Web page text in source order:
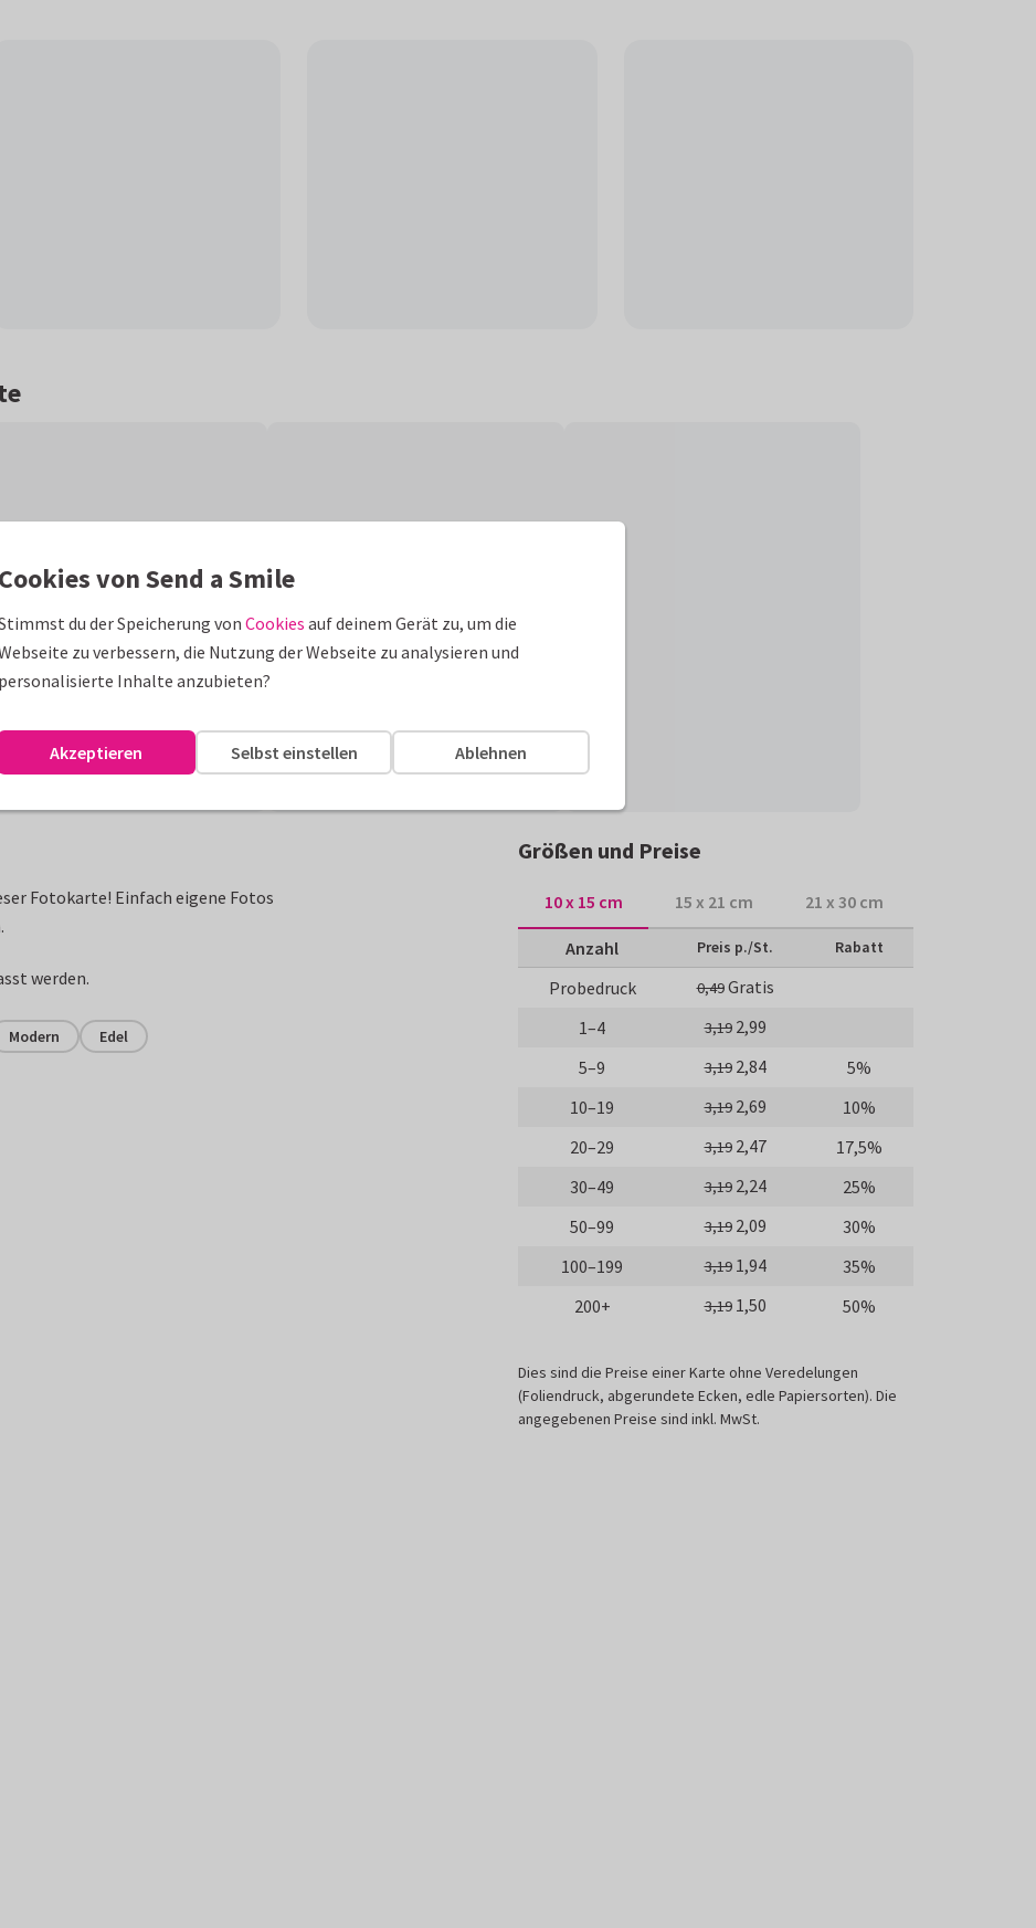
Fotokarte! Einfach eigene Fotos
werden.
Modern Edel
Größen und Preise
10 x 15 cm 15 x 21 cm 21 x 30 cm
Anzahl Preis p./St. Rabatt
Probedruck 0,49Gratis
1–4
3,19 2,99
5–9
3,19 2,84
5%
10–19
3,19 2,69
10%
20–29
3,19 2,47
17,5%
30–49
3,19 2,24
25%
50–99
3,19 2,09
30%
100–199
3,19 1,94
35%
200+
3,19 1,50 50%
Dies sind die Preise einer Karte ohne Veredelungen
(Foliendruck, abgerundete Ecken, edle Papiersorten). Die
angegebenen Preise sind inkl. MwSt.
Cookies von Send a Smile
du der Speicherung vonCookies auf deinem Gerät zu, um die
zu verbessern, die Nutzung der Webseite zu analysieren und
personalisierte Inhalte anzubieten?
Ablehnen
Selbst einstellen
Akzeptieren